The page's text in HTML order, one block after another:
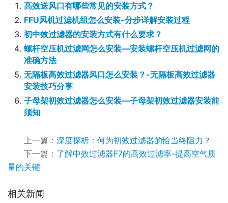
高效送风口有哪些常见的安装方式？
FFU风机过滤机组怎么安装-分步详解安装过程
初中效过滤器的安装方式有什么要求？
螺杆空压机过滤网怎么安装—安装螺杆空压机过滤网的
准确方法
无隔板高效过滤器风口怎么安装？-无隔板高效过滤器
安装技巧分享
子母架初效过滤器怎么安装—子母架初效过滤器安装前
须知
上一篇： 深度探析：何为初效过滤器的恰当终阻力？
下一篇： 了解中效过滤器F7的高效过滤率-提高空气质
量的关键
相关新闻